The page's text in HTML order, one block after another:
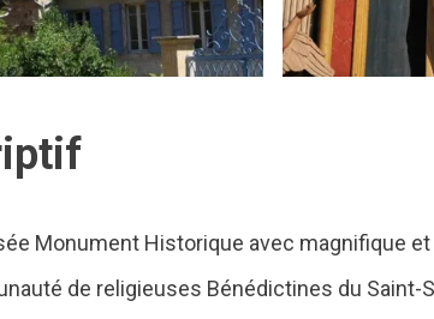
Monument Historique avec magnifique
de religieuses Bénédictines du Saint-